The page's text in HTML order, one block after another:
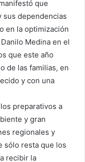
que
sus dependencias
en la optimización
Medina en el
que este año
de las familias, en
y con una
preparativos a
y gran
regionales y
sólo resta que los
recibir la